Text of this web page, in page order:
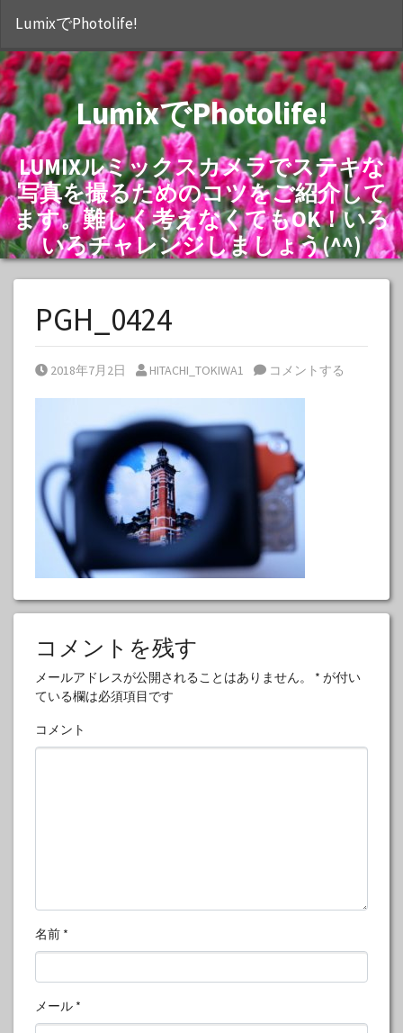
LumixでPhotolife!
LumixでPhotolife!
LUMIXルミックスカメラでステキな
写真を撮るためのコツをご紹介して
ます。難しく考えなくてもOK！いろ
いろチャレンジしましょう(^^)
PGH_0424
Posted on
2018年7月2日 Posted by
HITACHI_TOKIWA1 コメントする
コメントを残す
メールアドレスが公開されることはありません。 * が付い
ている欄は必須項目です
コメント
名前 *
メール *